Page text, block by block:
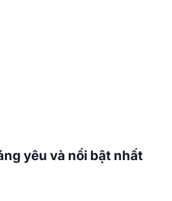
yêu và nổi bật nhất